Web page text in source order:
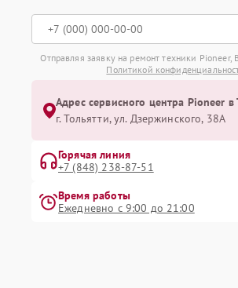
Отправляя заявку на ремонт техники Pioneer,
Политикой
Адрес сервисного центра Pioneer в
г. Тольятти, ул. Дзержинского, 38А
Горячая линия
+7 (848) 238-87-51
Время работы
Ежедневно с 9:00 до 21:00